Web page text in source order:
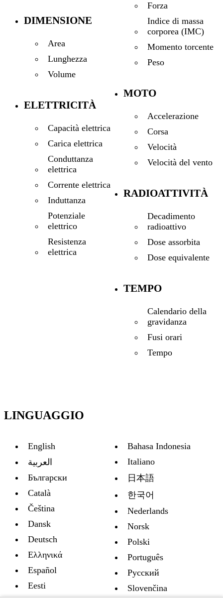
DIMENSIONE
Area
Lunghezza
Volume
ELETTRICITÀ
Capacità elettrica
Carica elettrica
Conduttanza
elettrica
Corrente elettrica
Induttanza
Potenziale
elettrico
Resistenza
elettrica
Forza
Indice di massa
corporea (IMC)
Momento torcente
Peso
MOTO
Accelerazione
Corsa
Velocità
Velocità del vento
RADIOATTIVITÀ
Decadimento
radioattivo
Dose assorbita
Dose equivalente
TEMPO
Calendario della
gravidanza
Fusi orari
Tempo
LINGUAGGIO
English
العربية
Български
Català
Čeština
Dansk
Deutsch
Ελληνικά
Español
Eesti
Bahasa Indonesia
Italiano
日本語
한국어
Nederlands
Norsk
Polski
Português
Русский
Slovenčina